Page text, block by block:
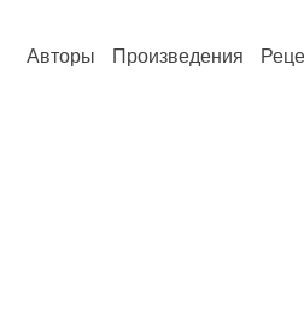
Авторы Произведения